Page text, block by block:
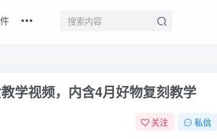
学视频，内含4月好物复刻教学
关注 私信